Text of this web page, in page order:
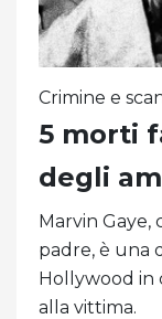
Crimine e
5 morti
degli
Marvin Gaye,
padre, è una
Hollywood in
alla vittima.